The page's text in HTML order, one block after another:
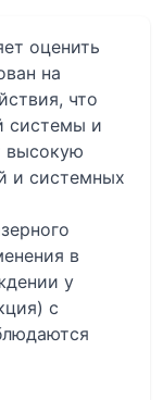
оценить
на
что
системы и
высокую
и системных
в
у
с